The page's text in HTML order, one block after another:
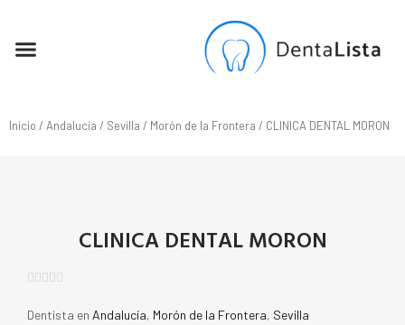
Inicio / Andalucía / Sevilla / Morón de la Frontera / CLINICA DENTAL MORON
CLINICA DENTAL MORON
    
Dentista en Andalucía, Morón de la Frontera, Sevilla